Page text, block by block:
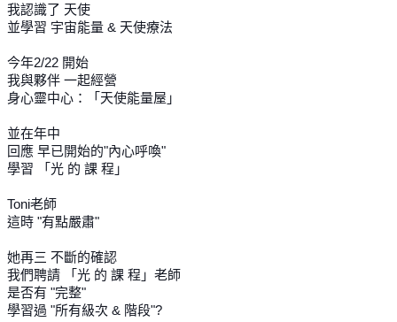
我認識了 天使
並學習 宇宙能量 & 天使療法
今年2/22 開始
我與夥伴 一起經營
身心靈中心：「天使能量屋」
並在年中
回應 早已開始的"內心呼喚"
學習 「光 的 課 程」
Toni老師
這時 "有點嚴肅"
她再三 不斷的確認
我們聘請 「光 的 課 程」老師
是否有 "完整"
學習過 "所有級次 & 階段"?